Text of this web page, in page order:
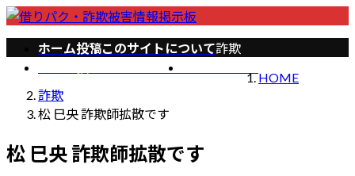
コ
ン
テ
キ
ッ
ナ
ビ
ゲ
に
移
ホーム投稿このサイトについて
記事の投稿/削除について
詐欺
HOME
詐欺
松 巳央 詐欺師拡散です
松 巳央 詐欺師拡散です